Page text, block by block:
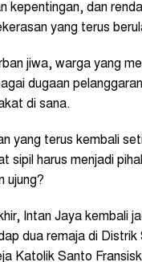
kepentingan, dan
yang terus
jiwa, warga yang
dugaan
di sana.
yang terus kembali
sipil harus menjadi
ujung?
Intan Jaya kembali
dua remaja di
Katolik Santo